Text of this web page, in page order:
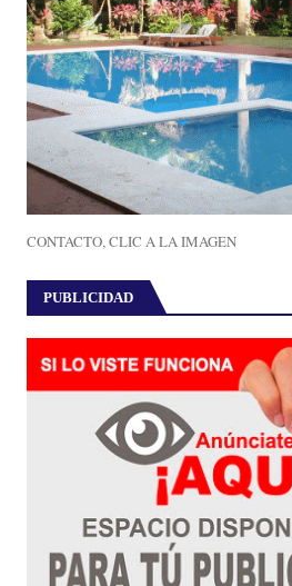
CONTACTO, CLIC A LA IMAGEN
PUBLICIDAD